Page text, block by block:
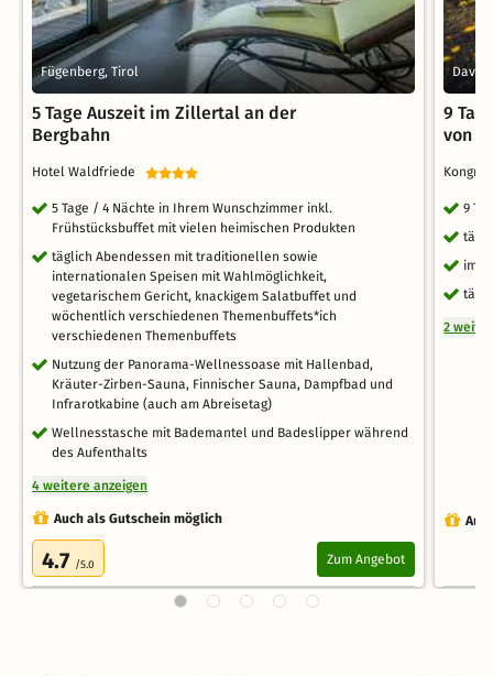
Fügenberg, Tirol
5 Tage Auszeit im Zillertal an der
Bergbahn
Hotel Waldfriede
5 Tage / 4 Nächte in Ihrem Wunschzimmer inkl.
Frühstücksbuffet mit vielen heimischen Produkten
täglich Abendessen mit traditionellen sowie
internationalen Speisen mit Wahlmöglichkeit,
vegetarischem Gericht, knackigem Salatbuffet und
wöchentlich verschiedenen Themenbuffets*ich
verschiedenen Themenbuffets
Nutzung der Panorama-Wellnessoase mit Hallenbad,
Kräuter-Zirben-Sauna, Finnischer Sauna, Dampfbad und
Infrarotkabine (auch am Abreisetag)
Wellnesstasche mit Bademantel und Badeslipper während
des Aufenthalts
4 weitere anzeigen
Auch als Gutschein möglich
4.7 /5.0 Zum Angebot
9
von
9
im
2